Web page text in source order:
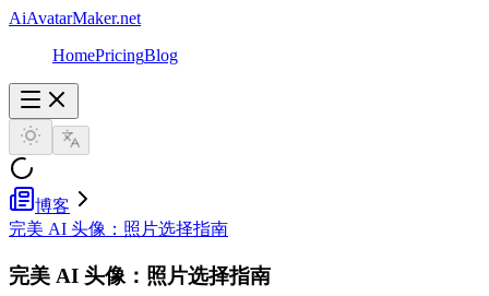
AiAvatarMaker.net
HomePricingBlog
博客
完美 AI 头像：照片选择指南
完美 AI 头像：照片选择指南